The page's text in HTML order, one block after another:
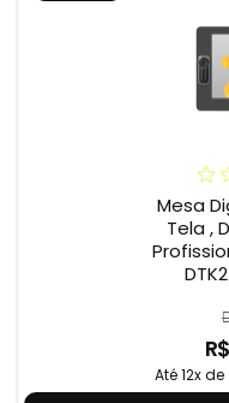
Mesa
Tela ,
Até 12x de